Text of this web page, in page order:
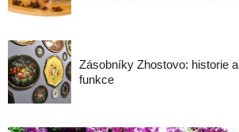
Zásobníky Zhostovo: historie a
funkce